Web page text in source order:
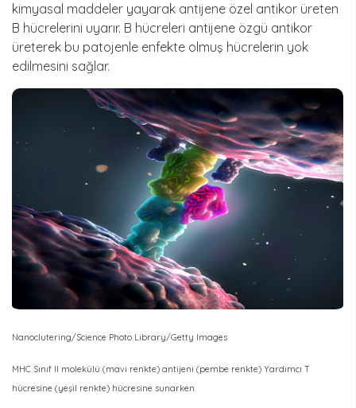
kimyasal maddeler yayarak antijene özel antikor üreten
B hücrelerini uyarır. B hücreleri antijene özgü antikor
üreterek bu patojenle enfekte olmuş hücrelerin yok
edilmesini sağlar.
Nanoclutering/Science Photo Library/Getty Images
MHC Sınıf II molekülü (mavi renkte) antijeni (pembe renkte) Yardımcı T
hücresine (yeşil renkte) hücresine sunarken.